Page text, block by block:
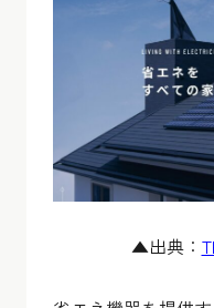
▲出典：